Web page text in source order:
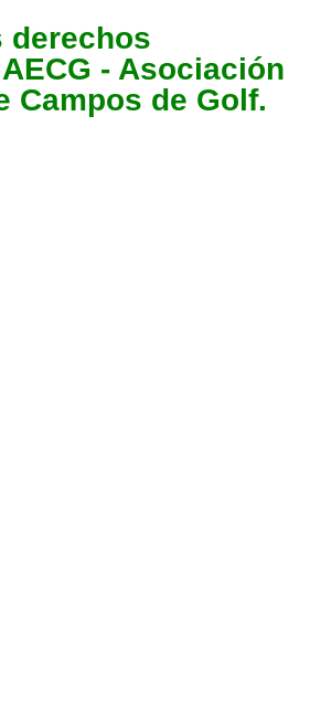
derechos
- Asociación
Campos de Golf.